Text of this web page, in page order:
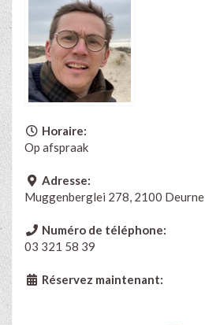
Horaire:
Op afspraak
Adresse:
Muggenberglei 278, 2100 Deurne
Numéro de téléphone:
03 321 58 39
Réservez maintenant: